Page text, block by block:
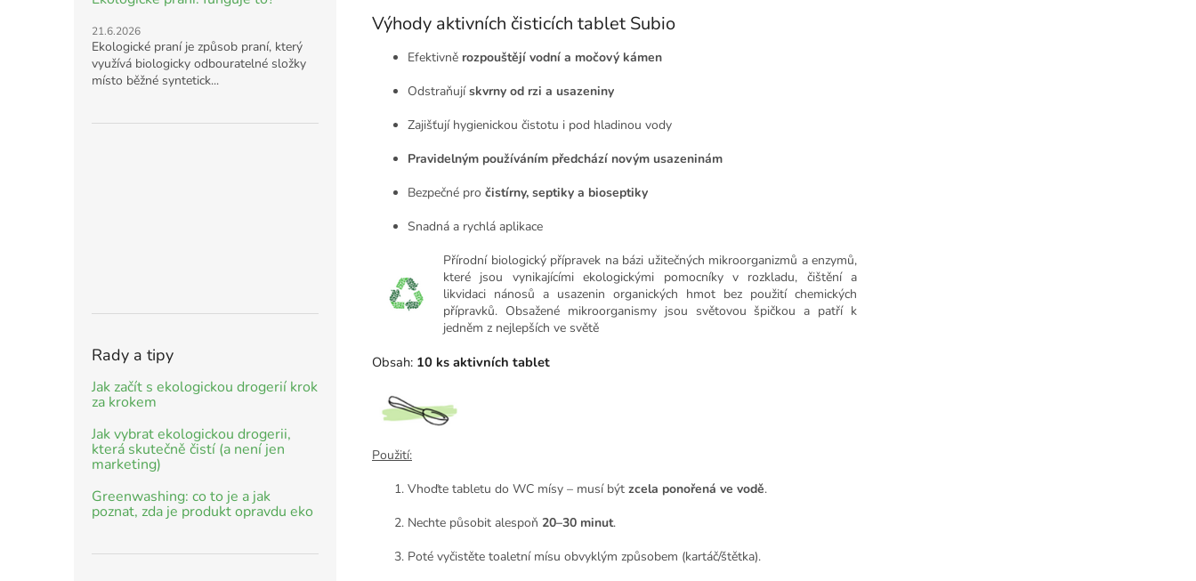
21.6.2026
Ekologické praní je způsob praní, který
využívá biologicky odbouratelné složky
místo běžné syntetick...
Rady a tipy
Jak začít s ekologickou drogerií krok
za krokem
Jak vybrat ekologickou drogerii,
která skutečně čistí (a není jen
marketing)
Greenwashing: co to je a jak
poznat, zda je produkt opravdu eko
Výhody aktivních čisticích tablet Subio
Efektivně rozpouštějí vodní a močový kámen
Odstraňujískvrny od rzi a usazeniny
Zajišťují hygienickou čistotu i pod hladinou vody
Pravidelným používáním předchází novým usazeninám
Bezpečné pro čistírny, septiky a bioseptiky
Snadná a rychlá aplikace
Přírodní biologický přípravek na bázi užitečných mikroorganizmů a enzymů,
které jsou vynikajícími ekologickými pomocníky v rozkladu, čištění a
likvidaci nánosů a usazenin organických hmot bez použití chemických
přípravků. Obsažené mikroorganismy jsou světovou špičkou a patří k
jedněm z nejlepších ve světě
Obsah: 10 ks aktivních tablet
Použití:
Vhoďte tabletu do WC mísy – musí být zcela ponořená ve vodě.
Nechte působit alespoň 20–30 minut.
Poté vyčistěte toaletní mísu obvyklým způsobem (kartáč/štětka).